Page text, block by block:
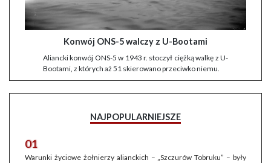
Konwój ONS-5 walczy z U-Bootami
Aliancki konwój ONS-5 w 1943 r. stoczył ciężką walkę z U-
Bootami, z których aż 51 skierowano przeciwko niemu.
NAJPOPULARNIEJSZE
01
Warunki życiowe żołnierzy alianckich – „Szczurów Tobruku” – były